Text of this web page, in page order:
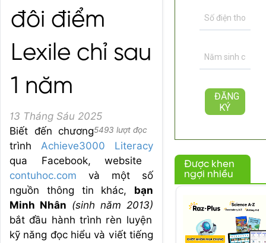
đôi điểm
Lexile chỉ sau
1 năm
13 Tháng Sáu 2025
5493 lượt đọc
Biết đến chương
trình Achieve3000 Literacy
qua Facebook, website
contuhoc.com và một số
nguồn thông tin khác, bạn
Minh Nhân (sinh năm 2013)
bắt đầu hành trình rèn luyện
kỹ năng đọc hiểu và viết tiếng
Được khen
ngợi nhiều